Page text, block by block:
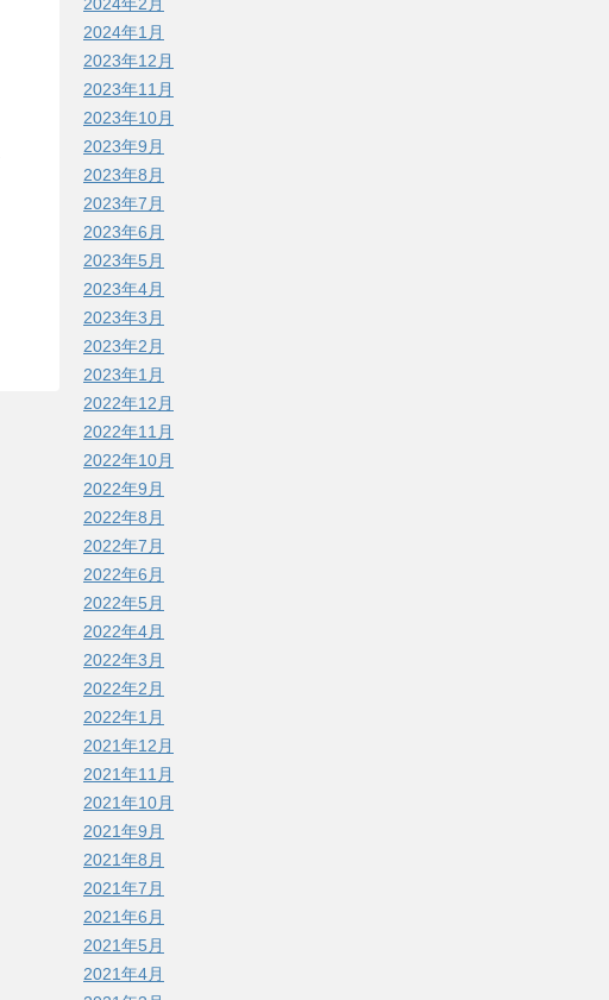
2024年1月
2023年12月
2023年11月
2023年10月
2023年9月
2023年8月
2023年7月
2023年6月
2023年5月
2023年4月
2023年3月
2023年2月
2023年1月
2022年12月
2022年11月
2022年10月
2022年9月
2022年8月
2022年7月
2022年6月
2022年5月
2022年4月
2022年3月
2022年2月
2022年1月
2021年12月
2021年11月
2021年10月
2021年9月
2021年8月
2021年7月
2021年6月
2021年5月
2021年4月